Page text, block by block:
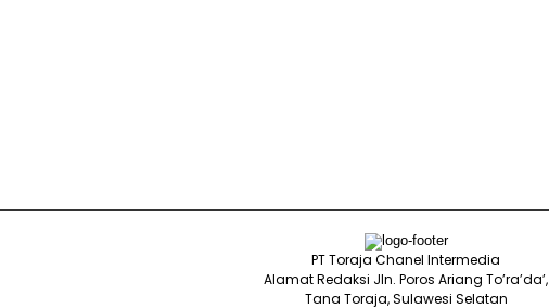
PT Toraja Chanel Intermedia
Alamat Redaksi Jln. Poros Ariang To’ra’da’,
Tana Toraja, Sulawesi Selatan